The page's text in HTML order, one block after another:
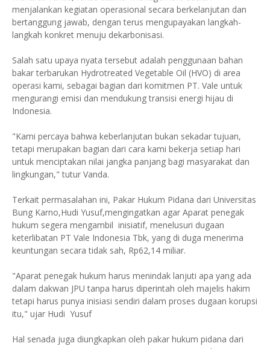
menjalankan kegiatan operasional secara berkelanjutan dan
bertanggung jawab, dengan terus mengupayakan langkah-
langkah konkret menuju dekarbonisasi.
Salah satu upaya nyata tersebut adalah penggunaan bahan
bakar terbarukan Hydrotreated Vegetable Oil (HVO) di area
operasi kami, sebagai bagian dari komitmen PT. Vale untuk
mengurangi emisi dan mendukung transisi energi hijau di
Indonesia.
"Kami percaya bahwa keberlanjutan bukan sekadar tujuan,
tetapi merupakan bagian dari cara kami bekerja setiap hari
untuk menciptakan nilai jangka panjang bagi masyarakat dan
lingkungan," tutur Vanda.
Terkait permasalahan ini, Pakar Hukum Pidana dari Universitas
Bung Karno,Hudi Yusuf,mengingatkan agar Aparat penegak
hukum segera mengambil inisiatif, menelusuri dugaan
keterlibatan PT Vale Indonesia Tbk, yang di duga menerima
keuntungan secara tidak sah, Rp62,14 miliar.
"Aparat penegak hukum harus menindak lanjuti apa yang ada
dalam dakwan JPU tanpa harus diperintah oleh majelis hakim
tetapi harus punya inisiasi sendiri dalam proses dugaan korupsi
itu," ujar Hudi Yusuf
Hal senada juga diungkapkan oleh pakar hukum pidana dari